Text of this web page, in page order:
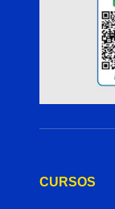
CURSOS